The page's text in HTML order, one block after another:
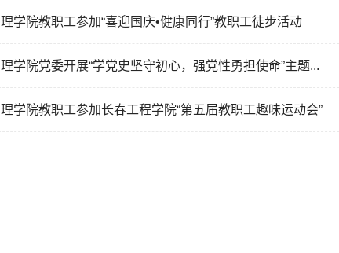
理学院教职工参加“喜迎国庆•健康同行”教职工徒步活动
理学院党委开展“学党史坚守初心，强党性勇担使命”主题...
理学院教职工参加长春工程学院“第五届教职工趣味运动会”